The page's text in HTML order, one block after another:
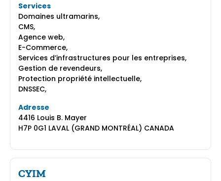
Services
Domaines ultramarins,
CMS,
Agence web,
E-Commerce,
Services d’infrastructures pour les entreprises,
Gestion de revendeurs,
Protection propriété intellectuelle,
DNSSEC,
Adresse
4416 Louis B. Mayer
H7P 0G1 LAVAL (GRAND MONTRÉAL) CANADA
CYIM